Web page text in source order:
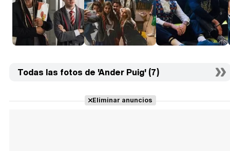
Todas las fotos de 'Ander Puig' (7)
Eliminar anuncios